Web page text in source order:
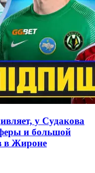
у Судакова
и большой
в Жироне